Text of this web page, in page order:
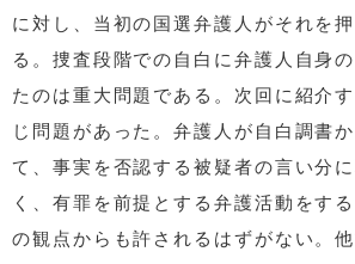
に対し、当初の国選弁護人がそれを
る。捜査段階での自白に弁護人自身
たのは重大問題である。次回に紹介
じ問題があった。弁護人が自白調書
て、事実を否認する被疑者の言い分
く、有罪を前提とする弁護活動をす
の観点からも許されるはずがない。